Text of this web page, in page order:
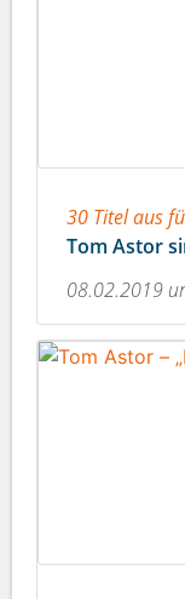
30 Titel aus
Tom Astor
08.02.2019